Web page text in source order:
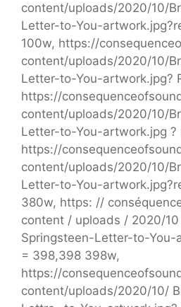
content/uploads/2020/10/
Letter-to-You-
100w, https://
content/uploads/2020/10/
Letter-to-You-artwork.jpg?
https://
content/uploads/2020/10/
Letter-to-You-artwork.jpg ?
https://
content/uploads/2020/10/
Letter-to-You-
380w, https: //
content / uploads / 2020/
Springsteen-Letter-to-You-
= 398,398 398w,
https://
content/uploads/2020/10/